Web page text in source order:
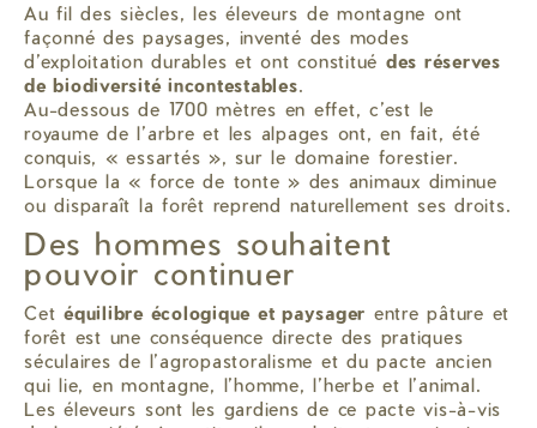
Au fil des siècles, les éleveurs de montagne ont
façonné des paysages, inventé des modes
d’exploitation durables et ont constitué des réserves
de biodiversité incontestables.
Au-dessous de 1700 mètres en effet, c’est le
royaume de l’arbre et les alpages ont, en fait, été
conquis, « essartés », sur le domaine forestier.
Lorsque la « force de tonte » des animaux diminue
ou disparaît la forêt reprend naturellement ses droits.
Des hommes souhaitent
pouvoir continuer
Cet équilibre écologique et paysager entre pâture et
forêt est une conséquence directe des pratiques
séculaires de l’agropastoralisme et du pacte ancien
qui lie, en montagne, l’homme, l’herbe et l’animal.
Les éleveurs sont les gardiens de ce pacte vis-à-vis